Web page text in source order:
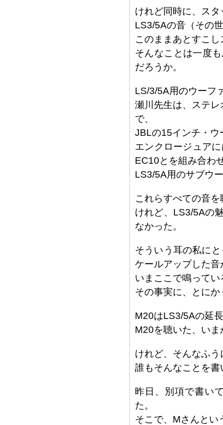
けれど同時に、ス
LS3/5Aの音（その
このままあとすこ
そんなことは一度
だろうか。
LS/3/5A用のウーフ
瀬川先生は、ステ
で、
JBLの15インチ・ウ
エンクロージュア
EC10とを組み合わ
LS3/5A用のサブウ
これらすべての音
けれど、LS3/5Aの
なかった。
そういう耳の私に
ケールアップした音
いまここで鳴って
その事実に、とに
M20はLS3/5Aの延
M20を聴いた、い
けれど、そんなふ
誰もそんなことを
昨日、別項で書い
た。
そこで、Mさんとい